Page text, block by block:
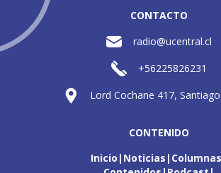
CONTACTO
radio@ucentral.cl
+56225826231
Lord Cochane 417,
CONTENIDO
Inicio Noticias Columnas